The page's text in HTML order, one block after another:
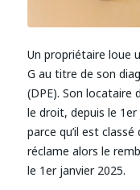
Un propriétaire loue
G au titre de son
(DPE). Son locataire
le droit, depuis le
parce qu’il est
réclame alors le
le 1er janvier 2025.